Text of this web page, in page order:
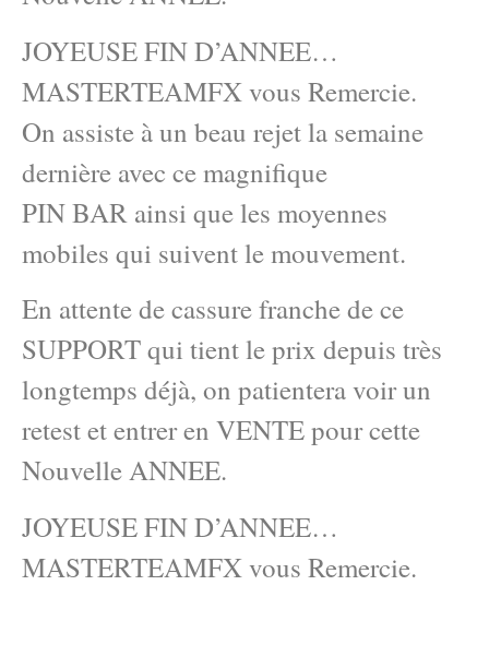
JOYEUSE FIN D’ANNEE…
MASTERTEAMFX vous Remercie.
On assiste à un beau rejet la semaine
dernière avec ce magnifique
PIN BAR ainsi que les moyennes
mobiles qui suivent le mouvement.
En attente de cassure franche de ce
SUPPORT qui tient le prix depuis très
longtemps déjà, on patientera voir un
retest et entrer en VENTE pour cette
Nouvelle ANNEE.
JOYEUSE FIN D’ANNEE…
MASTERTEAMFX vous Remercie.